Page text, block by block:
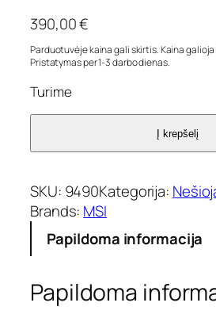
390,00€
Parduotuvėje kaina gali skirtis. Kaina
Pristatymas per 1-3 darbo dienas.
Turime
Į krepšelį
SKU: 9490Kategorija:
Brands: MSI
Papildoma informacija
Papildoma